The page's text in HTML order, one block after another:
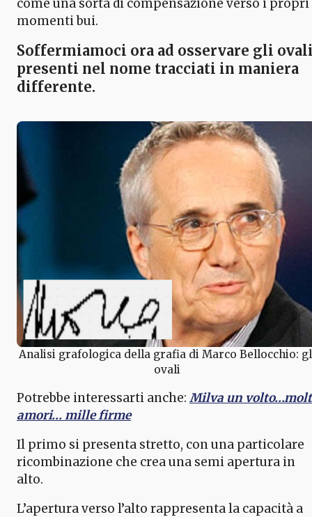
come una sorta di compensazione verso i propri
momenti bui.
Soffermiamoci ora ad osservare gli
presenti nel nome tracciati in maniera
differente.
Analisi grafologica della grafia di Marco Bellocchio:
ovali
Potrebbe interessarti anche: Milva un
amori… mille firme
Il primo si presenta stretto, con una particolare
ricombinazione che crea una semi apertura in
alto.
L’apertura verso l’alto rappresenta la capacità a